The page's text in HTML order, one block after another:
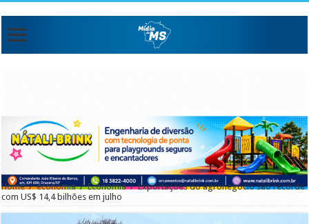
Home / economia / Economia / Exportações do agronegócio são recorde
com US$ 14,4 bilhões em julho